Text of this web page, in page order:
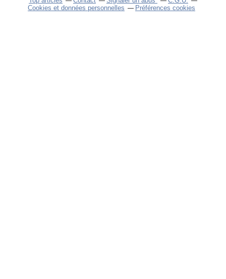
Cookies et données personnelles
Préférences cookies